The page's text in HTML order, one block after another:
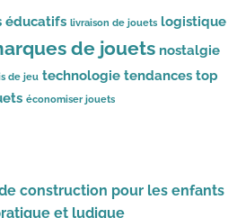
éducatifs livraison de jouets logistique
de jouets nostalgie
de jeu technologie tendances top
économiser jouets
construction pour les enfants
et ludique